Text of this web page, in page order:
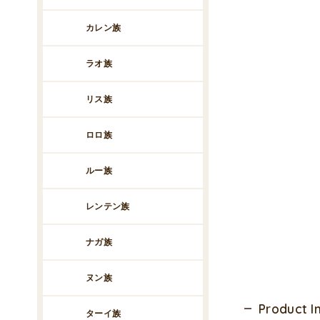
Product
カレン族
ラオ族
リス族
ロロ族
ルー族
レンテン族
ナガ族
ヌン族
ターイ族